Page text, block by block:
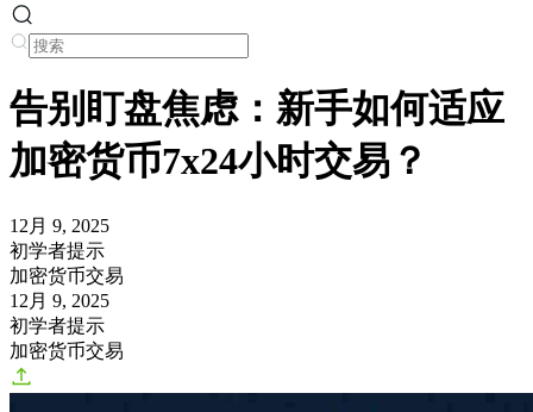
告别盯盘焦虑：新手如何适应
加密货币7x24小时交易？
12月 9, 2025
初学者提示
加密货币交易
12月 9, 2025
初学者提示
加密货币交易